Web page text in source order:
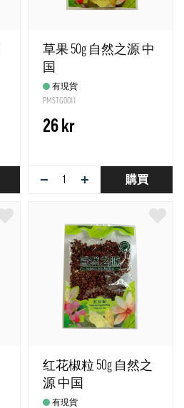
草果 50g 自然之源 中
国
有現貨
PMSTG0011
26 kr
− + 購買
红花椒粒 50g 自然之
源 中国
有現貨